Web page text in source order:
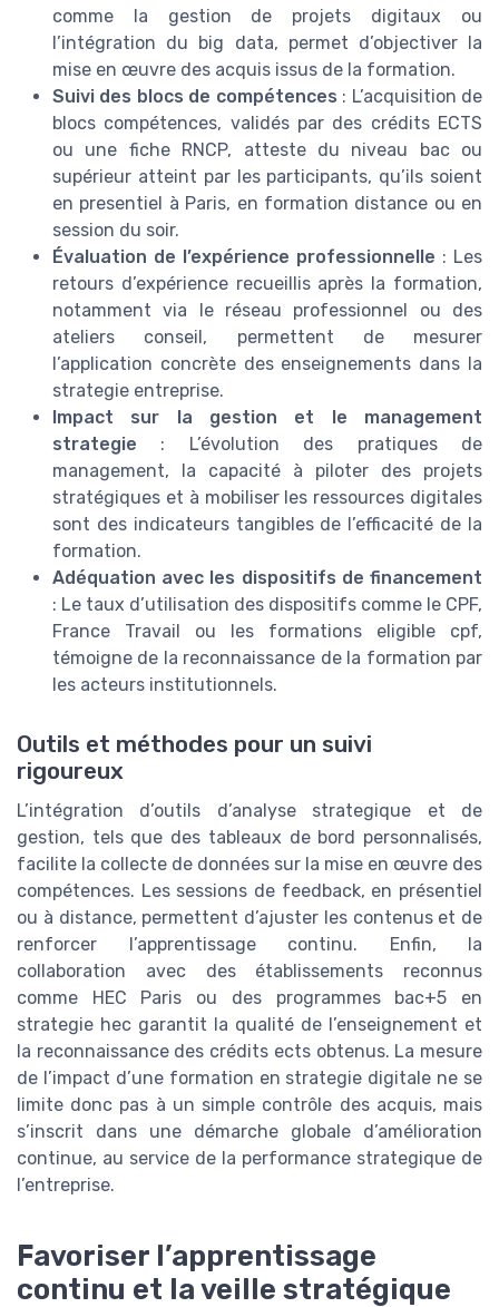
comme la gestion de projets digitaux ou
l’intégration du big data, permet d’objectiver la
mise en œuvre des acquis issus de la formation.
Suivi des blocs de compétences : L’acquisition de
blocs compétences, validés par des crédits ECTS
ou une fiche RNCP, atteste du niveau bac ou
supérieur atteint par les participants, qu’ils soient
en presentiel à Paris, en formation distance ou en
session du soir.
Évaluation de l’expérience professionnelle : Les
retours d’expérience recueillis après la formation,
notamment via le réseau professionnel ou des
ateliers conseil, permettent de mesurer
l’application concrète des enseignements dans la
strategie entreprise.
Impact sur la gestion et le management
strategie : L’évolution des pratiques de
management, la capacité à piloter des projets
stratégiques et à mobiliser les ressources digitales
sont des indicateurs tangibles de l’efficacité de la
formation.
Adéquation avec les dispositifs de financement
: Le taux d’utilisation des dispositifs comme le CPF,
France Travail ou les formations eligible cpf,
témoigne de la reconnaissance de la formation par
les acteurs institutionnels.
Outils et méthodes pour un suivi
rigoureux
L’intégration d’outils d’analyse strategique et de
gestion, tels que des tableaux de bord personnalisés,
facilite la collecte de données sur la mise en œuvre des
compétences. Les sessions de feedback, en présentiel
ou à distance, permettent d’ajuster les contenus et de
renforcer l’apprentissage continu. Enfin, la
collaboration avec des établissements reconnus
comme HEC Paris ou des programmes bac+5 en
strategie hec garantit la qualité de l’enseignement et
la reconnaissance des crédits ects obtenus. La mesure
de l’impact d’une formation en strategie digitale ne se
limite donc pas à un simple contrôle des acquis, mais
s’inscrit dans une démarche globale d’amélioration
continue, au service de la performance strategique de
l’entreprise.
Favoriser l’apprentissage
continu et la veille stratégique